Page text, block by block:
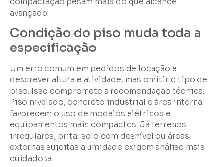
avançado.
Condição do piso muda toda a
especificação
Um erro comum em pedidos de locação é
descrever altura e atividade, mas omitir o tipo de
piso. Isso compromete a recomendação técnica.
Piso nivelado, concreto industrial e área interna
favorecem o uso de modelos elétricos e
equipamentos mais compactos. Já terrenos
irregulares, brita, solo com desnível ou áreas
externas sujeitas a umidade exigem análise mais
cuidadosa.